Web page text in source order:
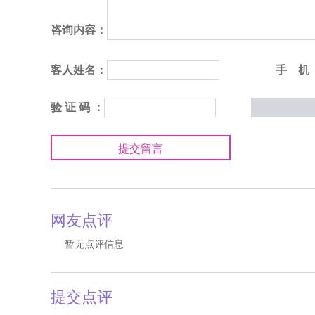
咨询内容：
客人姓名： 手 机
验 证 码 ：
提交留言
网友点评
暂无点评信息
提交点评